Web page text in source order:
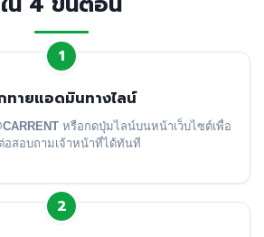
1
ทายแอดมินทางไลน์
หรือกดปุ่มไลน์บนหน้าเว็บไซต์เพื่อ
อสอบถามเจ้าหน้าที่ได้ทันที
2